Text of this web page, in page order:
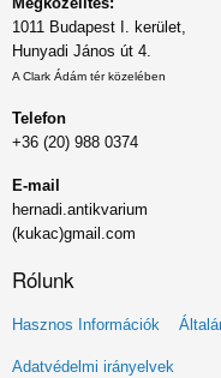
1011 Budapest I. kerület,
Hunyadi János út 4.
A Clark Ádám tér közelében
Telefon
+36 (20) 988 0374
E-mail
hernadi.antikvarium
(kukac)gmail.com
Rólunk
Lábléc
menü
Hasznos Információk
Adatvédelmi irányelvek